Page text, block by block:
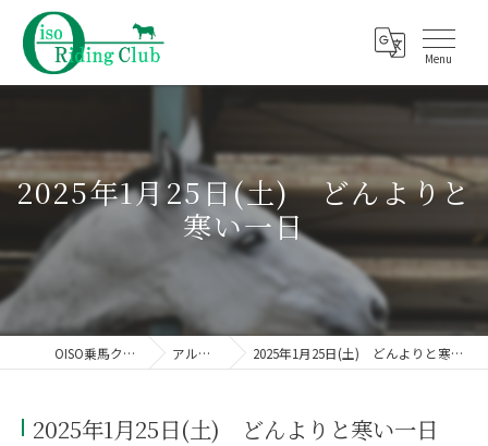
2025年1月25日(土) どんよりと
寒い一日
OISO乗馬クラブ アルバム 2025年1月25日(土) どんよりと寒い一日
2025年1月25日(土) どんよりと寒い一日